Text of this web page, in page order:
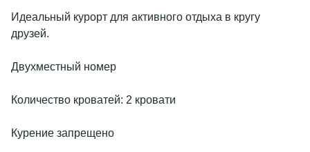
Идеальный курорт для активного отдыха в кругу
друзей.
Двухместный номер
Количество кроватей: 2 кровати
Курение запрещено